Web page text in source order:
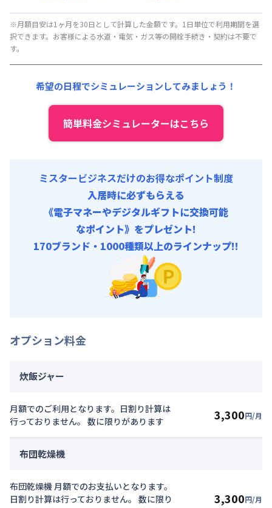
月額賃料目安(30日利用)
賃料 : 90,000円/月 (3,000円/日)
光熱費他 :
その他費用 :
火災保険料: 1,500円/月
事務手数料 : 10,000円/回 (税抜)
※月額目安は1ヶ月を30日として計算した金額です。1日単位で利用期間を選
択できます。お客様による水道・電気・ガス等の開栓手続き・契約は不要で
す。
希望の日程でシミュレーションしてみましょう！
簡単料金シミュレーターはこちら
ミスタービジネスだけのお得なポイント制度
入居時に必ずもらえる
《電子マネーやデジタルギフトに交換可能
なポイント》をプレゼント!
170ブランド・1000種類以上のラインナップ!!
オプション料金
炊飯ジャー
月額でのご利用となります。日割り計算は
行っておりません。 数に限りがあります
3,300円/月
布団乾燥機
布団乾燥機 月額でのお支払いとなります。
日割り計算は行っておりません。 数に限り
3,300円/月